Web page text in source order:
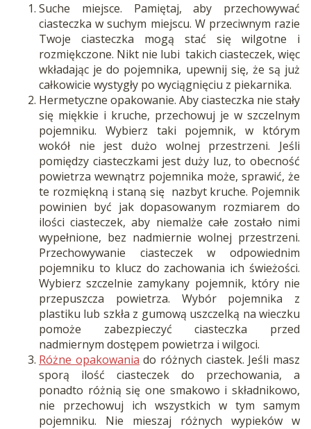
Suche miejsce. Pamiętaj, aby przechowywać
ciasteczka w suchym miejscu. W przeciwnym razie
Twoje ciasteczka mogą stać się wilgotne i
rozmiękczone. Nikt nie lubi takich ciasteczek, więc
wkładając je do pojemnika, upewnij się, że są już
całkowicie wystygły po wyciągnięciu z piekarnika.
Hermetyczne opakowanie. Aby ciasteczka nie stały
się miękkie i kruche, przechowuj je w szczelnym
pojemniku. Wybierz taki pojemnik, w którym
wokół nie jest dużo wolnej przestrzeni. Jeśli
pomiędzy ciasteczkami jest duży luz, to obecność
powietrza wewnątrz pojemnika może, sprawić, że
te rozmiękną i staną się nazbyt kruche. Pojemnik
powinien być jak dopasowanym rozmiarem do
ilości ciasteczek, aby niemalże całe zostało nimi
wypełnione, bez nadmiernie wolnej przestrzeni.
Przechowywanie ciasteczek w odpowiednim
pojemniku to klucz do zachowania ich świeżości.
Wybierz szczelnie zamykany pojemnik, który nie
przepuszcza powietrza. Wybór pojemnika z
plastiku lub szkła z gumową uszczelką na wieczku
pomoże zabezpieczyć ciasteczka przed
nadmiernym dostępem powietrza i wilgoci.
Różne opakowania do różnych ciastek. Jeśli masz
sporą ilość ciasteczek do przechowania, a
ponadto różnią się one smakowo i składnikowo,
nie przechowuj ich wszystkich w tym samym
pojemniku. Nie mieszaj różnych wypieków w